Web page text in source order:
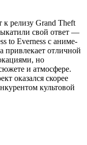
к релизу Grand Theft
свой ответ —
to Everness с аниме-
привлекает отличной
но
и атмосфере.
оказался скорее
культовой